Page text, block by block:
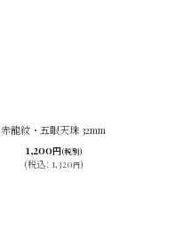
赤龍紋・五眼天珠 32mm
1,200円(税別)
(税込: 1,320円)